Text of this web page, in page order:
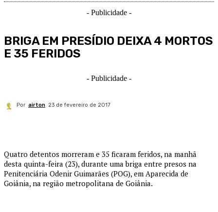
- Publicidade -
BRIGA EM PRESÍDIO DEIXA 4 MORTOS
E 35 FERIDOS
- Publicidade -
Por airton 23 de fevereiro de 2017
Quatro detentos morreram e 35 ficaram feridos, na manhã
desta quinta-feira (23), durante uma briga entre presos na
Penitenciária Odenir Guimarães (POG), em Aparecida de
Goiânia, na região metropolitana de Goiânia.